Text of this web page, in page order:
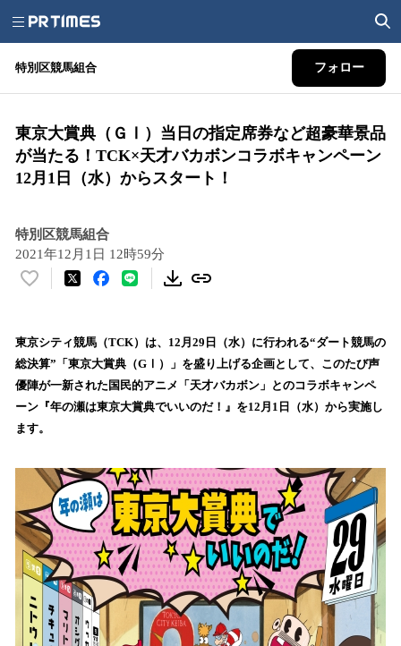
特別区競馬組合 フォロー
東京大賞典（ＧⅠ）当日の指定席券など超豪華景品
が当たる！TCK×天才バカボンコラボキャンペーン
12月1日（水）からスタート！
特別区競馬組合
2021年12月1日 12時59分
い
！
数
を
読
込
中
す
東京シティ競馬（TCK）は、12月29日（水）に行われる“ダート競馬の
総決算”「東京大賞典（GⅠ）」を盛り上げる企画として、このたび声
優陣が一新された国民的アニメ「天才バカボン」とのコラボキャンペ
ーン『年の瀬は東京大賞典でいいのだ！』を12月1日（水）から実施し
ます。